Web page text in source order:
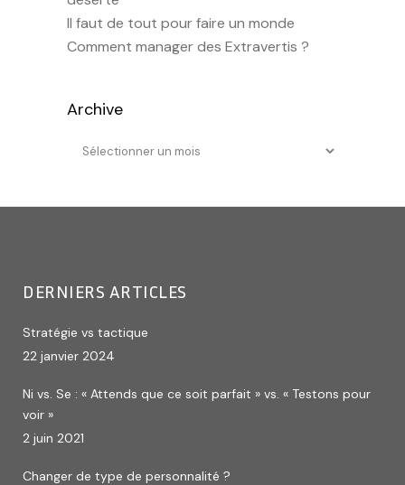
Il faut de tout pour faire un monde
Comment manager des Extravertis ?
Archive
DERNIERS ARTICLES
Stratégie vs tactique
22 janvier 2024
Ni vs. Se : « Attends que ce soit parfait » vs. « Testons pour
voir »
2 juin 2021
Changer de type de personnalité ?